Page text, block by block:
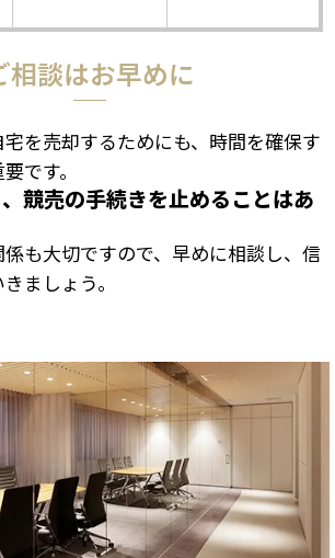
相談はお早めに
を売却するためにも、時間を確保す
です。
競売の手続きを止めることはあ
も大切ですので、早めに相談し、信
ましょう。